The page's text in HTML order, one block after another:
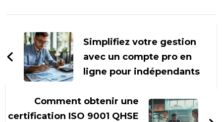
d'article
Simplifiez votre gestion
avec un compte pro en
ligne pour indépendants
Comment obtenir une
certification ISO 9001 QHSE